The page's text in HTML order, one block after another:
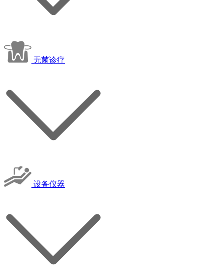
无菌诊疗
设备仪器